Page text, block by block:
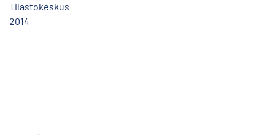
Tilastokeskus
2014